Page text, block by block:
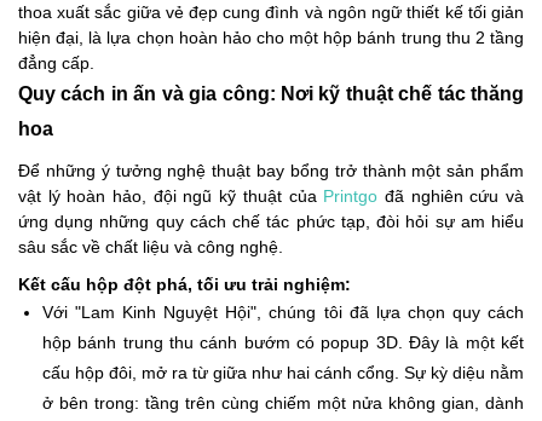
thoa xuất sắc giữa vẻ đẹp cung đình và ngôn ngữ thiết kế tối giản
hiện đại, là lựa chọn hoàn hảo cho một hộp bánh trung thu 2 tầng
đẳng cấp.
Quy cách in ấn và gia công: Nơi kỹ thuật chế tác thăng
hoa
Để những ý tưởng nghệ thuật bay bổng trở thành một sản phẩm
vật lý hoàn hảo, đội ngũ kỹ thuật của Printgo đã nghiên cứu và
ứng dụng những quy cách chế tác phức tạp, đòi hỏi sự am hiểu
sâu sắc về chất liệu và công nghệ.
Kết cấu hộp đột phá, tối ưu trải nghiệm:
Với "Lam Kinh Nguyệt Hội", chúng tôi đã lựa chọn quy cách
hộp bánh trung thu cánh bướm có popup 3D. Đây là một kết
cấu hộp đôi, mở ra từ giữa như hai cánh cổng. Sự kỳ diệu nằm
ở bên trong: tầng trên cùng chiếm một nửa không gian, dành